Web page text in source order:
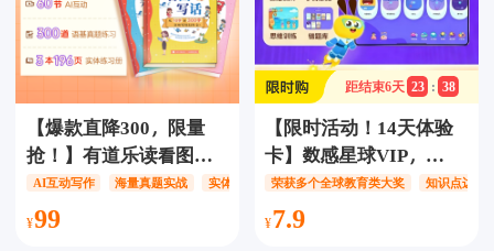
【爆款直降300，限量
抢！】有道乐读看图写
话+赠3本实体练习册，
解锁60节趣味互动课
AI互动写作 海量真题实战 实体教辅三合一
99
距结束6天 23 : 38
【限时活动！14天体验
卡】数感星球VIP，
5000+趣味同步练习、
1300+数学游戏，3-10岁
荣获多个全球教育类大奖 知识点边玩
7.9